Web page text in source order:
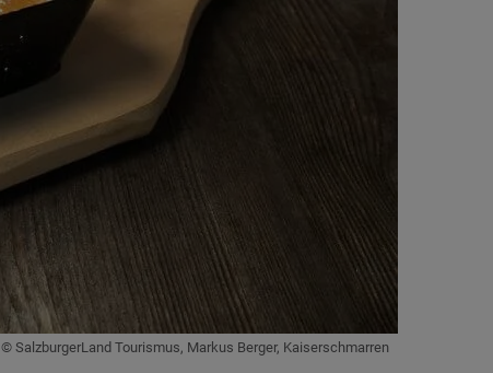
© SalzburgerLand Tourismus, Markus Berger, Kaiserschmarren